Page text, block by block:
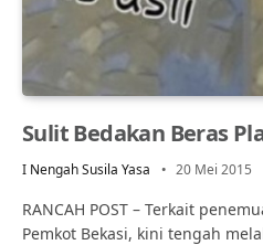
Sulit Bedakan Beras
I Nengah Susila Yasa 20 Mei 2015
RANCAH POST – Terkait
Pemkot Bekasi, kini tengah